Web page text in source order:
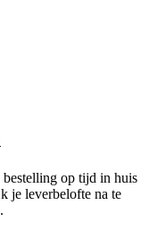
bestelling op tijd in huis
je leverbelofte na te